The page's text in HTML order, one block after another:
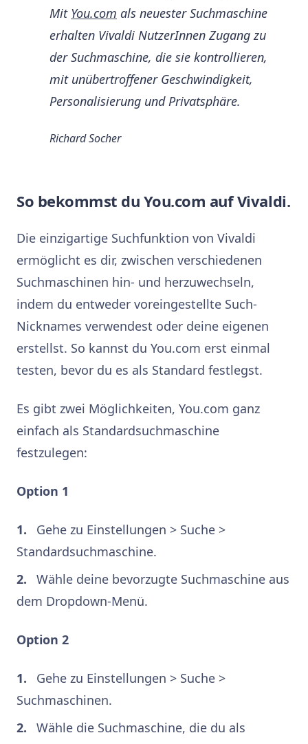
Mit You.com als neuester Suchmaschine
erhalten Vivaldi NutzerInnen Zugang zu
der Suchmaschine, die sie kontrollieren,
mit unübertroffener Geschwindigkeit,
Personalisierung und Privatsphäre.
Richard Socher
So bekommst du You.com auf Vivaldi.
Die einzigartige Suchfunktion von Vivaldi
ermöglicht es dir, zwischen verschiedenen
Suchmaschinen hin- und herzuwechseln,
indem du entweder voreingestellte Such-
Nicknames verwendest oder deine eigenen
erstellst. So kannst du You.com erst einmal
testen, bevor du es als Standard festlegst.
Es gibt zwei Möglichkeiten, You.com ganz
einfach als Standardsuchmaschine
festzulegen:
Option 1
Gehe zu Einstellungen > Suche >
Standardsuchmaschine.
Wähle deine bevorzugte Suchmaschine aus
dem Dropdown-Menü.
Option 2
Gehe zu Einstellungen > Suche >
Suchmaschinen.
Wähle die Suchmaschine, die du als